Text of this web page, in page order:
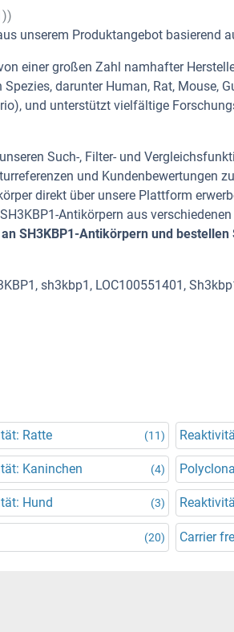
unserem Produktangebot basierend
einer großen Zahl namhafter
darunter Human, Rat, Mouse,
und unterstützt vielfältige
Such-, Filter- und
und Kundenbewertungen
direkt über unsere Plattform
Antikörpern aus
SH3KBP1-Antikörpern und
sh3kbp1, LOC100551401,
Ratte (11)
Kaninchen (4)
Hund (3)
(20) Carrier